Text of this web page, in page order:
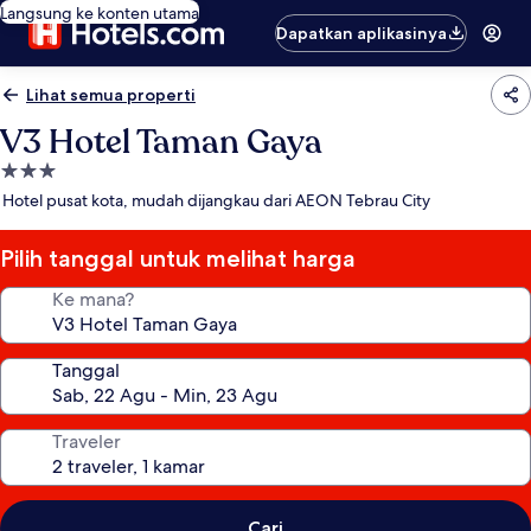
Langsung ke konten utama
Dapatkan aplikasinya
Lihat semua properti
V3 Hotel Taman Gaya
Properti
bintang
Hotel pusat kota, mudah dijangkau dari AEON Tebrau City
Pilih tanggal untuk melihat harga
Ke mana?
Tanggal
Traveler